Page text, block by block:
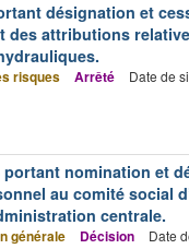
désignation et
attributions
risques Arrêté Date de
portant nomination et
au comité social
centrale.
générale Décision Date